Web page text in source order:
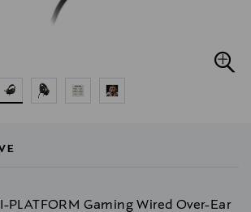
PLATFORM Gaming Wired Over-Ear